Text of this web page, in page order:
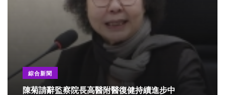
綜合新聞
陳菊請辭監察院長高醫附醫復健持續進步中